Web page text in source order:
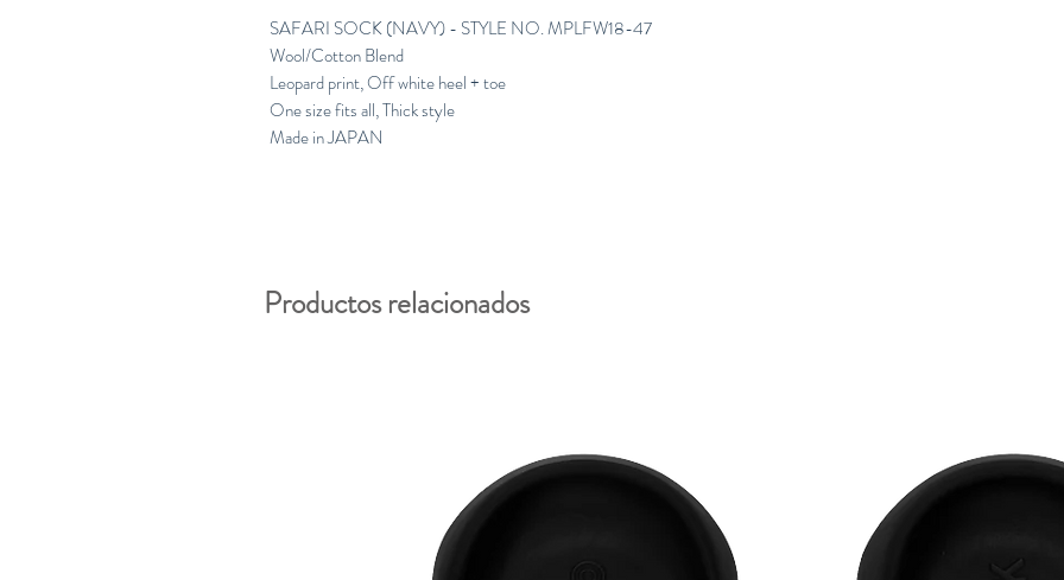
SAFARI SOCK (NAVY) - STYLE NO. MPLFW18-47
Wool/Cotton Blend
Leopard print, Off white heel + toe
One size fits all, Thick style
Made in JAPAN
Productos relacionados